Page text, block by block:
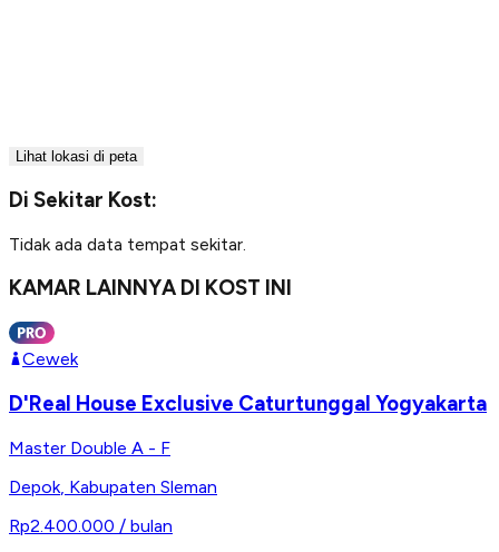
Lihat lokasi di peta
Di Sekitar Kost:
Tidak ada data tempat sekitar.
KAMAR LAINNYA DI KOST INI
Cewek
D'Real House Exclusive Caturtunggal Yogyakarta
Master Double A - F
Depok Kabupaten Sleman
Rp2.400.000 / bulan